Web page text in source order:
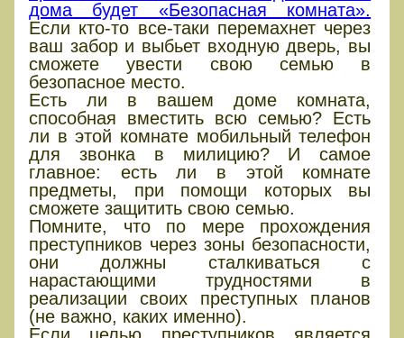
дома будет «Безопасная комната».
Если кто-то все-таки перемахнет через
ваш забор и выбьет входную дверь, вы
сможете увести свою семью в
безопасное место.
Есть ли в вашем доме комната,
способная вместить всю семью? Есть
ли в этой комнате мобильный телефон
для звонка в милицию? И самое
главное: есть ли в этой комнате
предметы, при помощи которых вы
сможете защитить свою семью.
Помните, что по мере прохождения
преступников через зоны безопасности,
они должны сталкиваться с
нарастающими трудностями в
реализации своих преступных планов
(не важно, каких именно).